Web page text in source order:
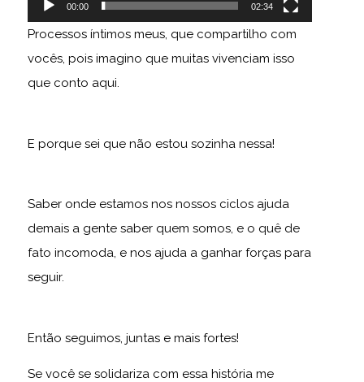
00:00 02:34
Processos íntimos meus, que compartilho com
vocês, pois imagino que muitas vivenciam isso
que conto aqui.
E porque sei que não estou sozinha nessa!
Saber onde estamos nos nossos ciclos ajuda
demais a gente saber quem somos, e o quê de
fato incomoda, e nos ajuda a ganhar forças para
seguir.
Então seguimos, juntas e mais fortes!
Se você se solidariza com essa história me